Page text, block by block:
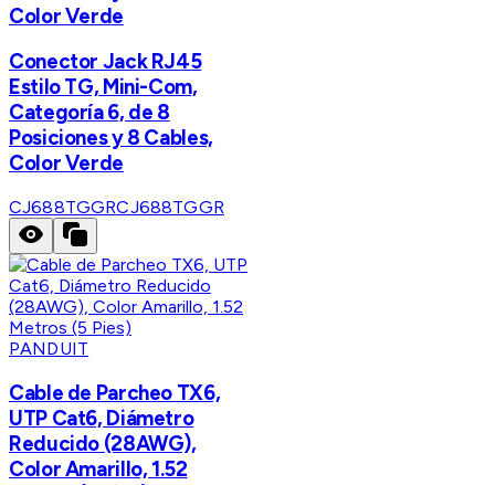
Color Verde
Conector Jack RJ45
Estilo TG, Mini-Com,
Categoría 6, de 8
Posiciones y 8 Cables,
Color Verde
CJ688TGGRCJ688TGGR
PANDUIT
Cable de Parcheo TX6,
UTP Cat6, Diámetro
Reducido (28AWG),
Color Amarillo, 1.52